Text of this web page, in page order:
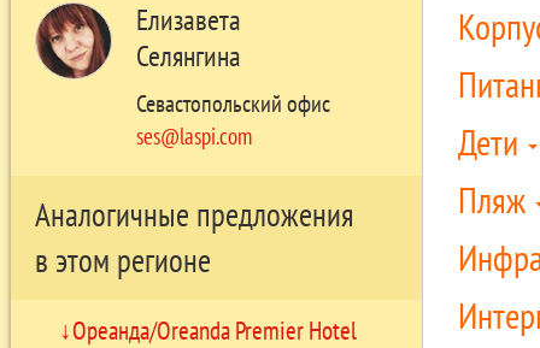
Елизавета
Селянгина
Севастопольский офис
ses@laspi.com
Аналогичные предложения
в этом регионе
Ореанда/Oreanda Premier Hotel
Дети
Пляж